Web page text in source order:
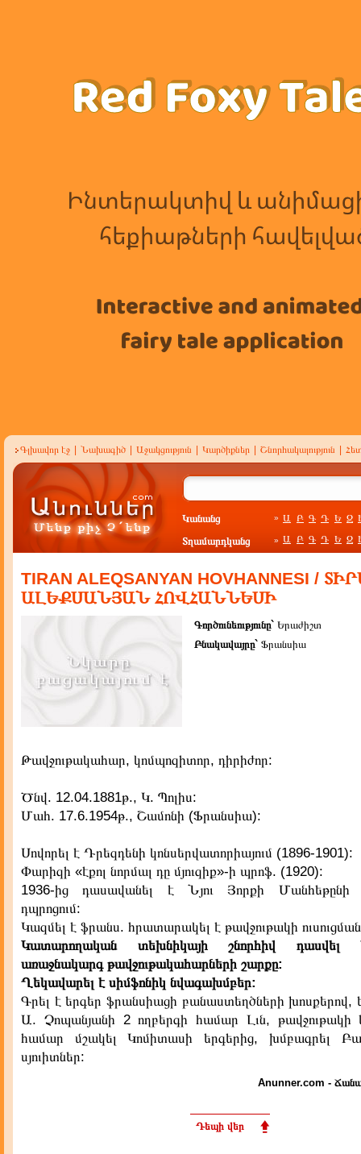
Գլխավոր էջ Նախագիծ Աջակցություն Կարծիքներ Շնորհակալություն
Կանանց » Ա Բ Գ Դ Ե Զ
Տղամարդկանց » Ա Բ Գ Դ Ե Զ
TIRAN ALEQSANYAN HOVHANNESI /
ԱԼԵՔՍԱՆՅԱՆ ՀՈՎՀԱՆՆԵՍԻ
Գործունեությունը` Երաժիշտ
Բնակավայրը` Ֆրանսիա
Թավջութակահար, կոմպոզիտոր, դիրիժոր:
Ծնվ. 12.04.1881թ., Կ. Պոլիս:
Մահ. 17.6.1954թ., Շամոնի (Ֆրանսիա):
Սովորել է Դրեզդենի կոնսերվատորիայում (1896-1901):
Փարիզի «էքոլ նորմալ դը մյուզիք»-ի պրոֆ. (1920):
1936-ից դասավանել է Նյու Յորքի Մանհեթընի
դպրոցում:
Կազմել է ֆրանս. հրատարակել է թավջութակի
Կատարողական տեխնիկայի շնորհիվ
առաջնակարգ թավջութակահարների շարքը:
Ղեկավարել է սիմֆոնիկ նվագախմբեր:
Գրել է երգեր ֆրանսիացի բանաստեղծների խոսքերով,
Ա. Չոպանյանի 2 ողբերգի համար Լւն, թավջութակի
համար մշակել Կոմիտասի երգերից, խմբագրել
սյուիտներ:
Anunner.com -
Դեպի վեր